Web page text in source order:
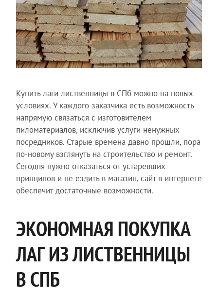
Купить лаги лиственницы в СПб можно на новых
условиях. У каждого заказчика есть возможность
напрямую связаться с изготовителем
пиломатериалов, исключив услуги ненужных
посредников. Старые времена давно прошли, пора
по-новому взглянуть на строительство и ремонт.
Сегодня нужно отказаться от устаревших
принципов и не ездить в магазин, сайт в интернете
обеспечит достаточные возможности.
ЭКОНОМНАЯ ПОКУПКА
ЛАГ ИЗ ЛИСТВЕННИЦЫ
В СПБ